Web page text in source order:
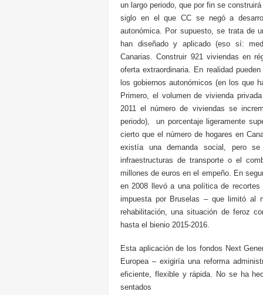
un largo periodo, que por fin se
siglo en el que CC se negó a
autonómica. Por supuesto, se trata de
han diseñado y aplicado (eso sí:
Canarias. Construir 921 viviendas en
oferta extraordinaria. En realidad
los gobiernos autonómicos (en los que
Primero, el volumen de vivienda
2011 el número de viviendas se
periodo), un porcentaje ligeramente
cierto que el número de hogares en
existía una demanda social, pero
infraestructuras de transporte o el
millones de euros en el empeño. En
en 2008 llevó a una política de
impuesta por Bruselas – que limitó al
rehabilitación, una situación de feroz
hasta el bienio 2015-2016.
Esta aplicación de los fondos Next
Europea – exigiría una reforma
eficiente, flexible y rápida. No se ha
sentados